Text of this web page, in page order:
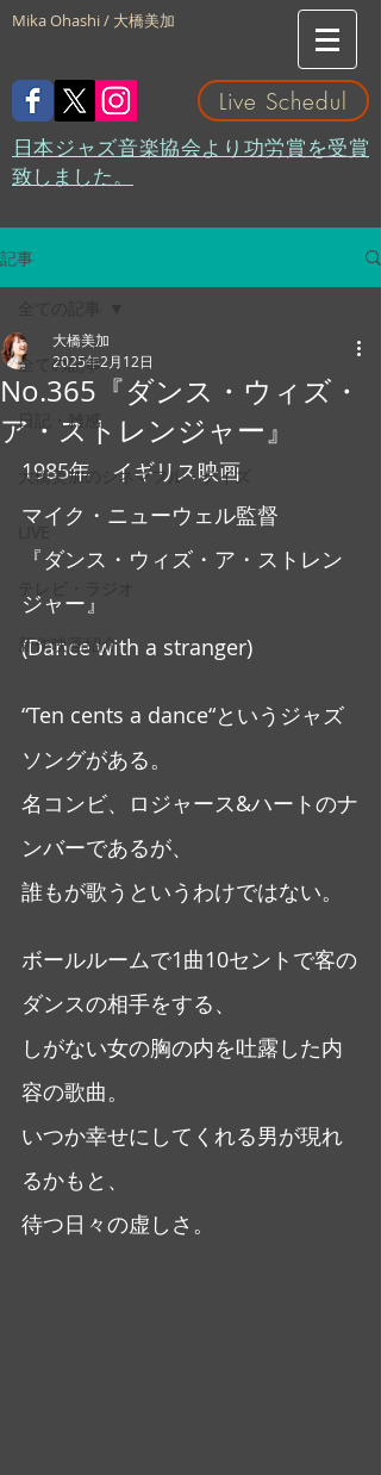
Mika Ohashi / 大橋美加
Live Schedul
​日本ジャズ音楽協会より功労賞を受賞
致しました。
記事
全ての記事
日記・雑感
大橋美加のシネマフル・デイズ
LIVE
新作映画紹介
No.365『ダンス・ウィズ・
ア・ストレンジャー』
大橋美加
2025年2月12日
1985年　イギリス映画
マイク・ニューウェル監督
『ダンス・ウィズ・ア・ストレン
ジャー』
(Dance with a stranger)
“Ten cents a dance“というジャズ
ソングがある。
名コンビ、ロジャース&ハートのナ
ンバーであるが、
誰もが歌うというわけではない。
ボールルームで1曲10セントで客の
ダンスの相手をする、
しがない女の胸の内を吐露した内
容の歌曲。
いつか幸せにしてくれる男が現れ
るかもと、
待つ日々の虚しさ。